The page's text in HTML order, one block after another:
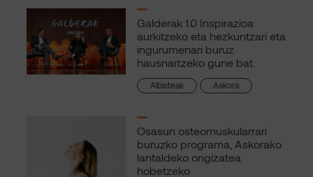
Galderak 1.0 Inspirazioa
aurkitzeko eta hezkuntzari eta
ingurumenari buruz
hausnartzeko gune bat.
Albisteak Askora
Osasun osteomuskularrari
buruzko programa, Askorako
lantaldeko ongizatea
hobetzeko